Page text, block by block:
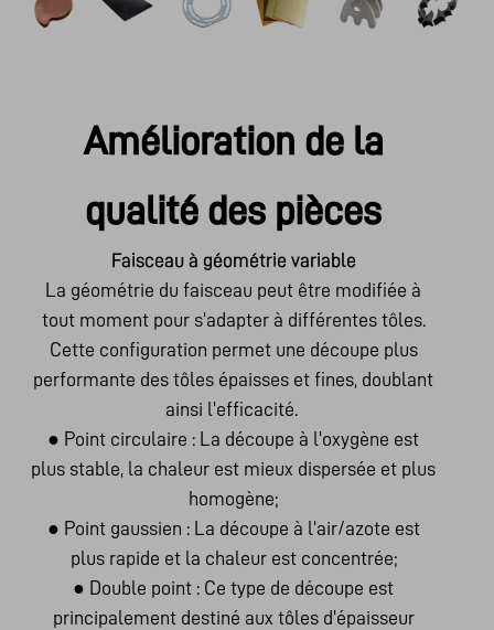
Amélioration de la
qualité des pièces
Faisceau à géométrie variable
La géométrie du faisceau peut être modifiée à
tout moment pour s'adapter à différentes tôles.
Cette configuration permet une découpe plus
performante des tôles épaisses et fines, doublant
ainsi l'efficacité.
● Point circulaire : La découpe à l'oxygène est
plus stable, la chaleur est mieux dispersée et plus
homogène;
● Point gaussien : La découpe à l'air/azote est
plus rapide et la chaleur est concentrée;
● Double point : Ce type de découpe est
principalement destiné aux tôles d'épaisseur